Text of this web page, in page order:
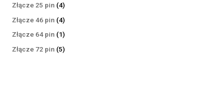
Złącze 25 pin 44
produkty
Złącze 46 pin 44
produkty
Złącze 64 pin 11
produkt
Złącze 72 pin 55